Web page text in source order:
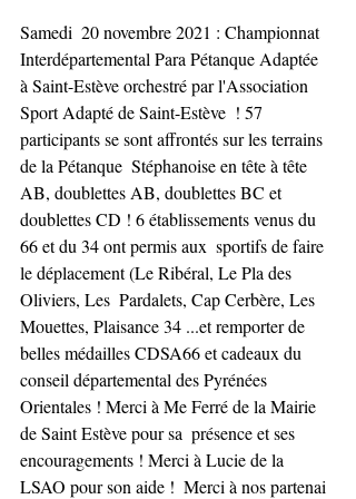
Samedi  20 novembre 2021 : Championnat
Interdépartemental Para Pétanque Adaptée
à Saint-Estève orchestré par l'Association
Sport Adapté de Saint-Estève  ! 57
participants se sont affrontés sur les terrains
de la Pétanque  Stéphanoise en tête à tête
AB, doublettes AB, doublettes BC et
doublettes CD ! 6 établissements venus du
66 et du 34 ont permis aux  sportifs de faire
le déplacement (Le Ribéral, Le Pla des
Oliviers, Les  Pardalets, Cap Cerbère, Les
Mouettes, Plaisance 34 ...et remporter de
belles médailles CDSA66 et cadeaux du
conseil départemental des Pyrénées
Orientales ! Merci à Me Ferré de la Mairie
de Saint Estève pour sa  présence et ses
encouragements ! Merci à Lucie de la
LSAO pour son aide !  Merci à nos partenai